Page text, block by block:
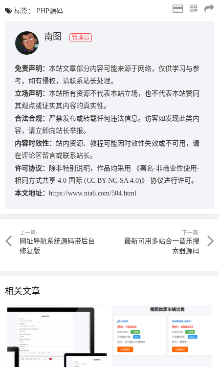
标签： PHP源码
南图 管理员
免责声明： 本站文章部分内容可能来源于网络，仅供学习与参
考。如有侵权，请联系站长处理。
立场声明： 本站所有资源不代表本站立场，也不代表本站赞同
其观点或证实其内容的真实性。
合法合规： 严禁发布或转载任何违法信息。访客如发现此类内
容，请立即向站长举报。
内容时效性： 站内资源、教程可能因时效性失效或不可用，请
在评论区留言或联系站长。
许可协议：
除非特别说明，作品均采用
《署名-非商业性使用-
相同方式共享 4.0 国际 (CC BY-NC-SA 4.0)》
协议进行许可。
本文地址： https://www.nta6.com/504.html
上一篇:
网址导航系统源码带后台
修复版
下一篇:
最新可用多站合一音乐搜
索器源码
相关文章